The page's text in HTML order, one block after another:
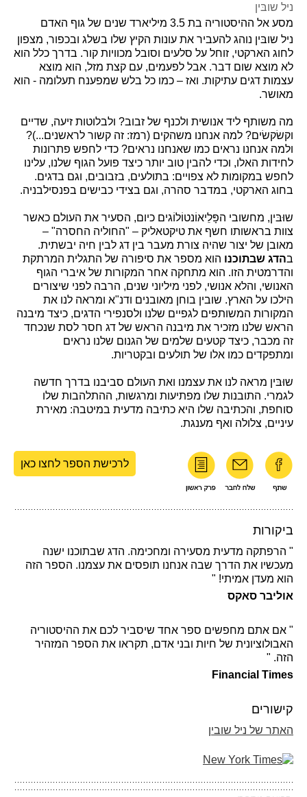
ניל שובּין
מסע אל ההיסטוריה בת 3.5 מיליארד שנים של גוף האדם
ניל שובּין נוהג להעביר את עונות הקיץ שלו בשלג ובכפור, מצפון
לחוג הארקטי, זוחל על סלעים וסובל מכוויות קור. בדרך כלל הוא
לא מוצא שום דבר. אבל לפעמים, עם קצת מזל, הוא מוצא
עצמות דגים עתיקות. ואז – כמו כל בלש שמפענח תעלומה - הוא
מאושר.
מה משותף ליד אנושית ולכנף של זבוב? ולבלוטות זיעה, שדיים
וקשׂקשׂים? למה אנחנו משהקים (רמז: זה קשור לראשנים...)?
ולמה אנחנו נראים כמו שאנחנו נראים? כדי לחפש פתרונות
לחידות האלו, וכדי להבין טוב יותר כיצד פועל הגוף שלנו, עלינו
לחפש במקומות לא צפויים: בתולעים, בזבובים, וגם בדגים.
בחוג הארקטי, במדבר סהרה, וגם בצידי כבישים בפנסילבניה.
שוּבּין, מחשובי הפָּלֵיאוֹנטוֹלוֹגים כיום, הסעיר את העולם כאשר
צוות בראשותו חשף את טיקטאליק – "החוליה החסרה" –
מאובן של יצור שהיה צורת מעבר בין דג לבין חיה יבשתית.
בהדג שבתוכנו הוא מספר את סיפורה של התגלית המרתקת
והדרמטית הזו. הוא מתחקה אחר המקורות של איברי הגוף
האנושי, והלא אנושי, לפני מיליוני שנים, הרבה לפני שיצורים
הילכו על הארץ. שובין בוחן מאובנים ודנ"א ומראה לנו את
המקורות המשותפים לגפיים שלנו ולסנפירי הדגים, כיצד מיבנה
הראש שלנו מזכיר את מיבנה הראש של דג חסר לסת שנכחד
זה מכבר, כיצד קטעים שלמים של הגנום שלנו נראים
ומתפקדים כמו אלו של תולעים ובקטריות.
שוּבּין מראה לנו את עצמנו ואת העולם סביבנו בדרך חדשה
לגמרי. התובנות שלו מפתיעות ומרגשות, ההתלהבות שלו
סוחפת, והכתיבה שלו היא כתיבה מדעית במיטבה: מאירת
עיניים, צלולה ואף מענגת.
לרכישת הספר לחצו כאן
ביקורות
" הרפתקה מדעית מסעירה ומחכימה. הדג שבתוכנו ישנה
מעכשיו את הדרך שבה אנחנו תופסים את עצמנו. הספר הזה
הוא מעדן אמיתי! "
אוליבר סאקס
" אם אתם מחפשים ספר אחד שיסביר לכם את ההיסטוריה
האבולוציונית של חיות ובני אדם, תקראו את הספר המזהיר
הזה. "
Financial Times
קישורים
האתר של ניל שובין